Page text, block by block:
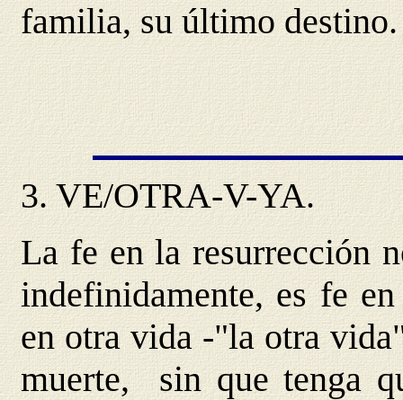
familia, su último destino.
3.VE/OTRA-V-YA.
La fe en la resurrección
indefinidamente, es fe
en otra vida -"la otra
muerte, sin que tenga